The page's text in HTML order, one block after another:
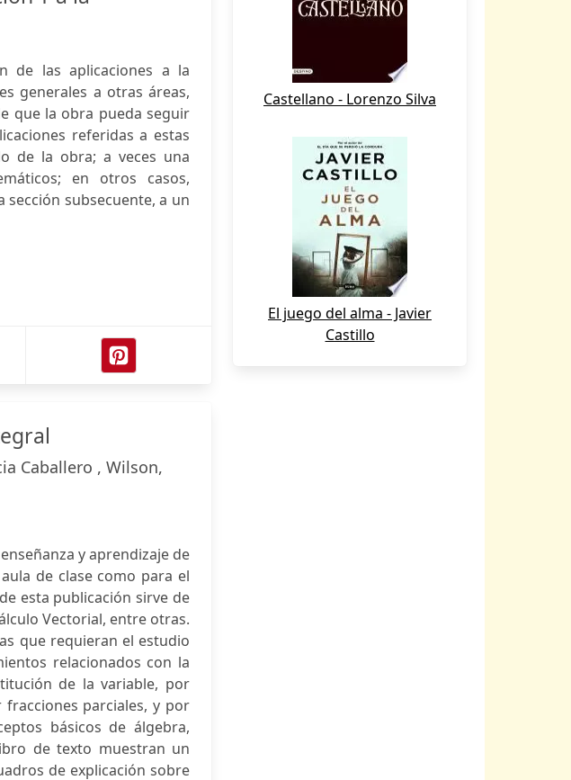
de las aplicaciones a la
generales a otras áreas,
que la obra pueda seguir
referidas a estas
de la obra; a veces una
en otros casos,
subsecuente, a un
Caballero , Wilson,
y aprendizaje de
de clase como para el
esta publicación sirve de
Vectorial, entre otras.
que requieran el estudio
relacionados con la
de la variable, por
parciales, y por
básicos de álgebra,
de texto muestran un
de explicación sobre
Castellano - Lorenzo Silva
El juego del alma - Javier
Castillo